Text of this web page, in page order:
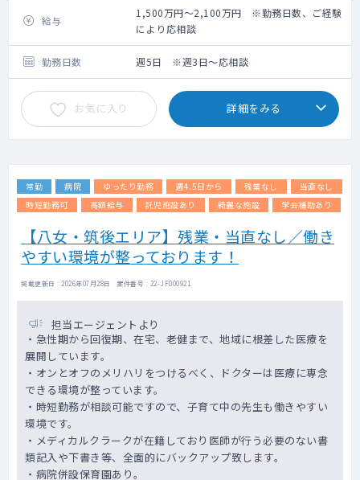
給与
1,500万円～2,100万円 ※勤務日数、ご経験
により応相談
勤務日数 週5日 ※週3日～応相談
お気に入り 詳細をみる
常勤 病院 ゆったり勤務 週4.5日から 残業なし
当直なし
時短勤務可
高額給与 託児施設あり 綺麗な施設 学会補助あり
【八女・筑後エリア】残業・当直なし／働き
やすい環境が整っております！
掲載更新日 : 2026年07月28日 案件番号 : 22-JF000921
担当エージェントより
・急性期から回復期、在宅、老健まで、地域に根差した医療を
展開しています。
・オンとオフのメリハリをつけるべく、ドクターは医療に専念
できる環境が整っています。
・時短勤務が相談可能ですので、子育て中の先生も働きやすい
環境です。
・メディカルクラークが在籍しており医師が行う必要のない書
類記入や下書き等、全面的にバックアップ致します。
・病院併設保育園あり。